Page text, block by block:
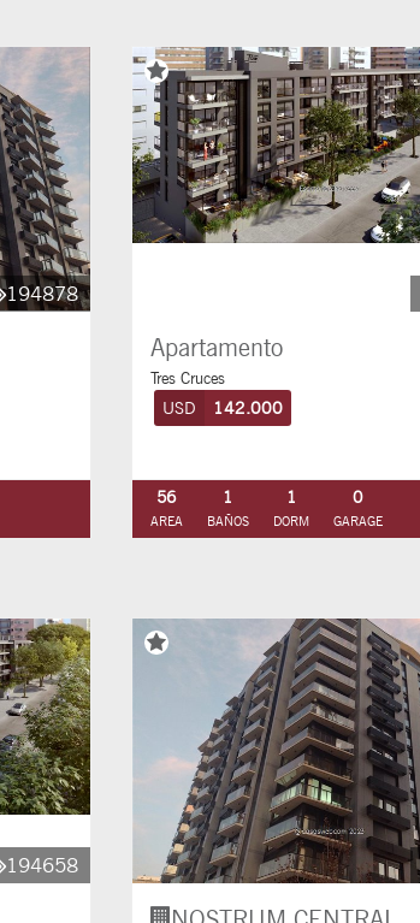
194878
Apartamento
Tres Cruces
USD 142.000
56
AREA
1
BAÑOS
1
DORM
0
GARAGE
194658